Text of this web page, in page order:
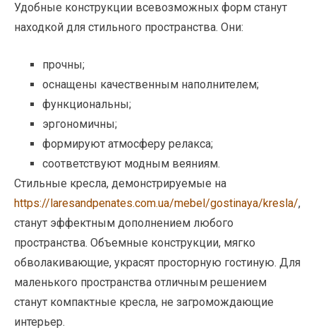
Удобные конструкции всевозможных форм станут
находкой для стильного пространства. Они:
прочны;
оснащены качественным наполнителем;
функциональны;
эргономичны;
формируют атмосферу релакса;
соответствуют модным веяниям.
Стильные кресла, демонстрируемые на
https://laresandpenates.com.ua/mebel/gostinaya/kresla/,
станут эффектным дополнением любого
пространства. Объемные конструкции, мягко
обволакивающие, украсят просторную гостиную. Для
маленького пространства отличным решением
станут компактные кресла, не загромождающие
интерьер.